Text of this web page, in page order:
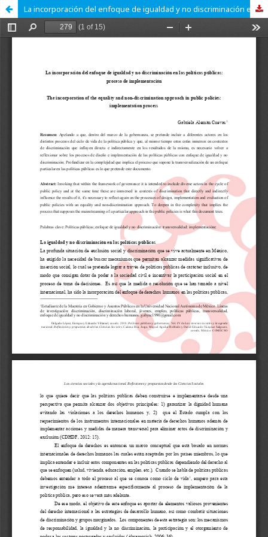
La incorporación del enfoque de igualdad y no discriminación en las políticas públicas: proceso de implementación.